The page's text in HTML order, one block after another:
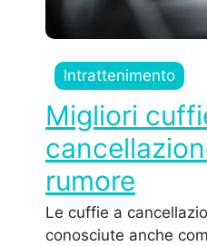
Intrattenimento
Migliori
rumore
Le cuffie a
conosciute anche